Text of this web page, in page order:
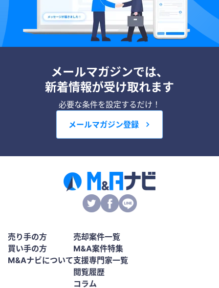
メールマガジンでは、
新着情報が受け取れます
必要な条件を設定するだけ！
メールマガジン登録
売り手の方
買い手の方
M&Aナビについて
売却案件一覧
M&A案件特集
支援専門家一覧
閲覧履歴
コラム